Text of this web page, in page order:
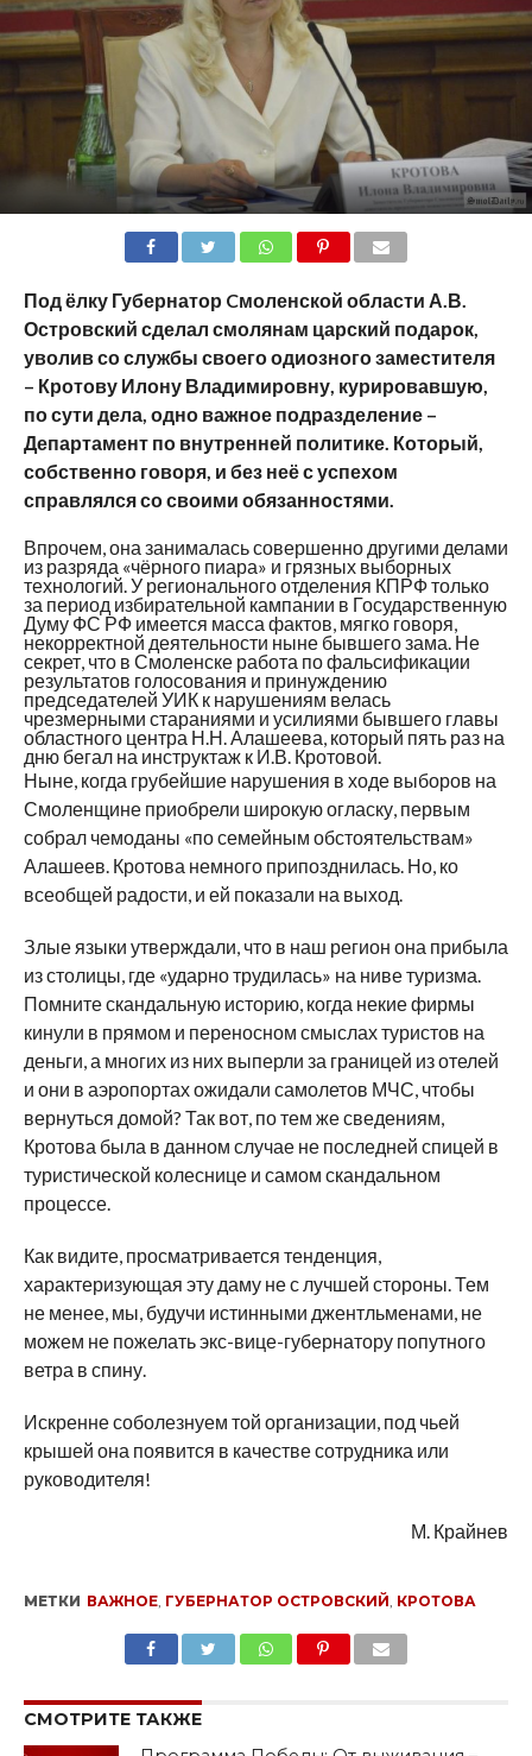
Под ёлку Губернатор Cмоленской области А.В.
Островский сделал смолянам царский подарок,
уволив со службы своего одиозного заместителя
– Кротову Илону Владимировну, курировавшую,
по сути дела, одно важное подразделение –
Департамент по внутренней политике. Который,
собственно говоря, и без неё с успехом
справлялся со своими обязанностями.
Впрочем, она занималась совершенно другими делами
из разряда «чёрного пиара» и грязных выборных
технологий. У регионального отделения КПРФ только
за период избирательной кампании в Государственную
Думу ФС РФ имеется масса фактов, мягко говоря,
некорректной деятельности ныне бывшего зама. Не
секрет, что в Смоленске работа по фальсификации
результатов голосования и принуждению
председателей УИК к нарушениям велась
чрезмерными стараниями и усилиями бывшего главы
областного центра Н.Н. Алашеева, который пять раз на
дню бегал на инструктаж к И.В. Кротовой.
Ныне, когда грубейшие нарушения в ходе выборов на
Смоленщине приобрели широкую огласку, первым
собрал чемоданы «по семейным обстоятельствам»
Алашеев. Кротова немного припозднилась. Но, ко
всеобщей радости, и ей показали на выход.
Злые языки утверждали, что в наш регион она прибыла
из столицы, где «ударно трудилась» на ниве туризма.
Помните скандальную историю, когда некие фирмы
кинули в прямом и переносном смыслах туристов на
деньги, а многих из них выперли за границей из отелей
и они в аэропортах ожидали самолетов МЧС, чтобы
вернуться домой? Так вот, по тем же сведениям,
Кротова была в данном случае не последней спицей в
туристической колеснице и самом скандальном
процессе.
Как видите, просматривается тенденция,
характеризующая эту даму не с лучшей стороны. Тем
не менее, мы, будучи истинными джентльменами, не
можем не пожелать экс-вице-губернатору попутного
ветра в спину.
Искренне соболезнуем той организации, под чьей
крышей она появится в качестве сотрудника или
руководителя!
М. Крайнев
МЕТКИ ВАЖНОЕ, ГУБЕРНАТОР ОСТРОВСКИЙ, КРОТОВА
СМОТРИТЕ ТАКЖЕ